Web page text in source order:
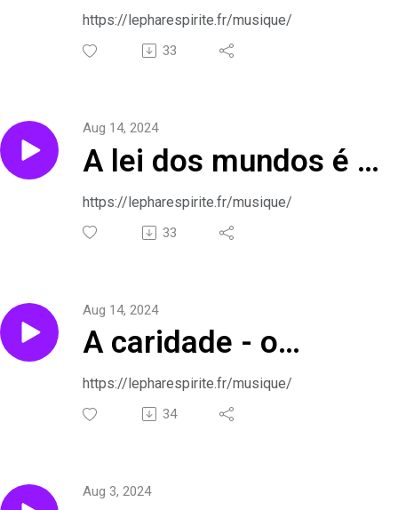
evangelho segundo o
espiritismo em
https://lepharespirite.fr/musique/
33
A lei dos mundos é a
do progresso - o
evangelho segundo o
canções
Aug 14, 2024
https://lepharespirite.fr/musique/
33
A caridade - o
evangelho segundo o
espiritismo em
Aug 14, 2024
https://lepharespirite.fr/musique/
34
Aug 3, 2024